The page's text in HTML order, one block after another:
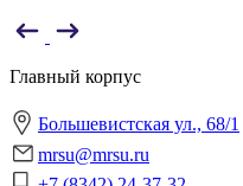
Главный корпус
Большевистская ул., 68/1
mrsu@mrsu.ru